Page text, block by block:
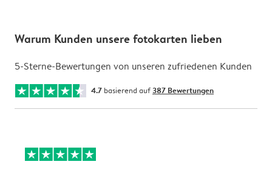
Warum Kunden unsere fotokarten lieben
5-Sterne-Bewertungen von unseren zufriedenen Kunden
4.7 basierend auf387 Bewertungen